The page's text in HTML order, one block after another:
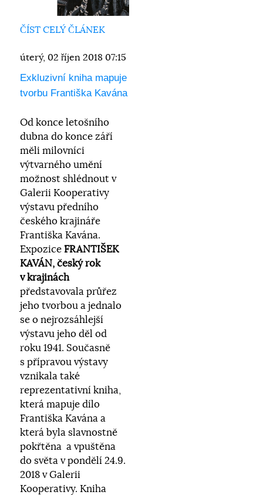
ČÍST CELÝ ČLÁNEK
úterý, 02 říjen 2018 07:15
Exkluzivní kniha mapuje
tvorbu Františka Kavána
Od konce letošního
dubna do konce září
měli milovníci
výtvarného umění
možnost shlédnout v
Galerii Kooperativy
výstavu předního
českého krajináře
Františka Kavána.
Expozice FRANTIŠEK
KAVÁN, český rok
v krajinách
představovala průřez
jeho tvorbou a jednalo
se o nejrozsáhlejší
výstavu jeho děl od
roku 1941. Současně
s přípravou výstavy
vznikala také
reprezentativní kniha,
která mapuje dílo
Františka Kavána a
která byla slavnostně
pokřtěna a vpuštěna
do světa v pondělí 24.9.
2018 v Galerii
Kooperativy. Kniha